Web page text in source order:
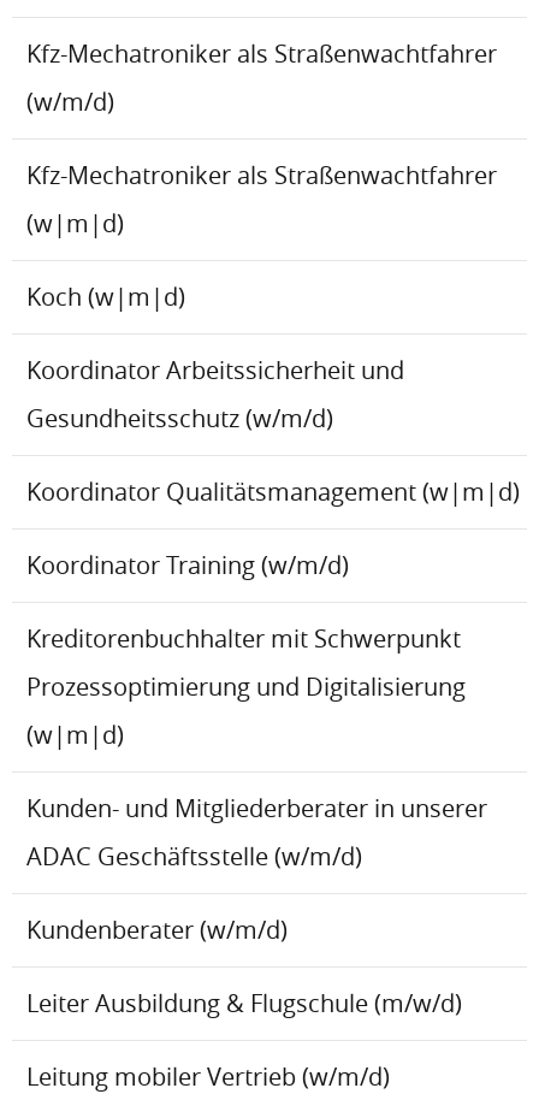
Kfz-Mechatroniker als Straßenwachtfahrer
(w/m/d)
Kfz-Mechatroniker als Straßenwachtfahrer
(w|m|d)
Koch (w|m|d)
Koordinator Arbeitssicherheit und
Gesundheitsschutz (w/m/d)
Koordinator Qualitätsmanagement (w|m|d)
Koordinator Training (w/m/d)
Kreditorenbuchhalter mit Schwerpunkt
Prozessoptimierung und Digitalisierung
(w|m|d)
Kunden- und Mitgliederberater in unserer
ADAC Geschäftsstelle (w/m/d)
Kundenberater (w/m/d)
Leiter Ausbildung & Flugschule (m/w/d)
Leitung mobiler Vertrieb (w/m/d)